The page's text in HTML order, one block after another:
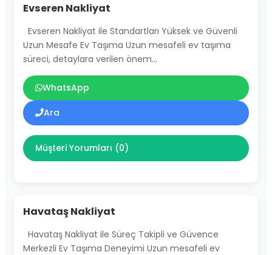
Evseren Nakliyat
Evseren Nakliyat ile Standartları Yüksek ve Güvenli
Uzun Mesafe Ev Taşıma Uzun mesafeli ev taşıma
süreci, detaylara verilen önem…
WhatsApp
Ara
Müşteri Yorumları (0)
Havataş Nakliyat
Havataş Nakliyat ile Süreç Takipli ve Güvence
Merkezli Ev Taşıma Deneyimi Uzun mesafeli ev